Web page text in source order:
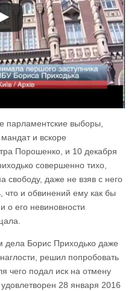
парламентские выборы,
и вскоре
Порошенко, и 10 декабря
совершенно тихо,
свободу, даже не взяв с него
что и обвинений ему как бы
о его невиновности
дела Борис Приходько даже
решил попробовать
чего подал иск на отмену
28 января 2016